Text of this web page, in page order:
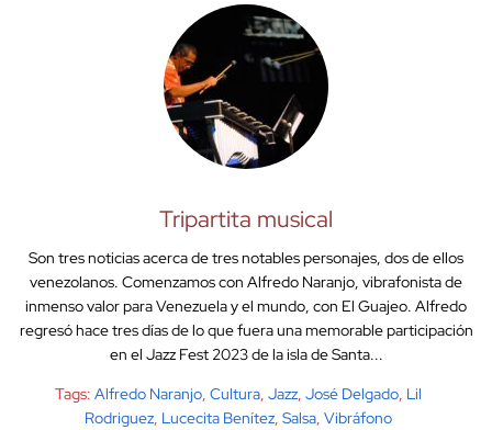
Tripartita musical
Son tres noticias acerca de tres notables personajes, dos de ellos
venezolanos. Comenzamos con Alfredo Naranjo, vibrafonista de
inmenso valor para Venezuela y el mundo, con El Guajeo. Alfredo
regresó hace tres días de lo que fuera una memorable participación
en el Jazz Fest 2023 de la isla de Santa...
Tags: Alfredo Naranjo, Cultura, Jazz, José Delgado, Lil
Rodriguez, Lucecita Benítez, Salsa, Vibráfono